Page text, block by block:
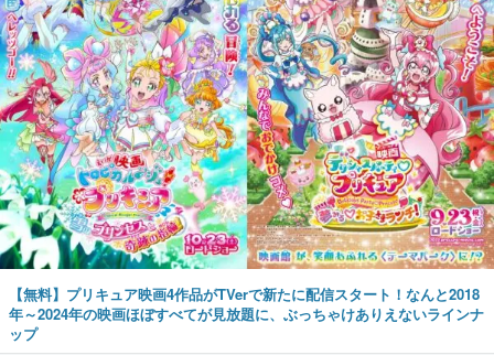
【無料】プリキュア映画4作品がTVerで新たに配信スタート！なんと2018
年～2024年の映画ほぼすべてが見放題に、ぶっちゃけありえないラインナ
ップ